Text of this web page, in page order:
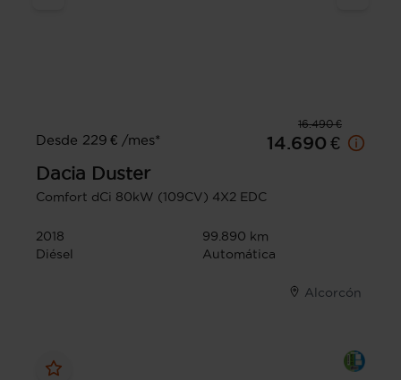
16.490 €
Desde 229 € /mes*
14.690 €
Dacia Duster
Comfort dCi 80kW (109CV) 4X2 EDC
2018
99.890 km
Diésel
Automática
Alcorcón